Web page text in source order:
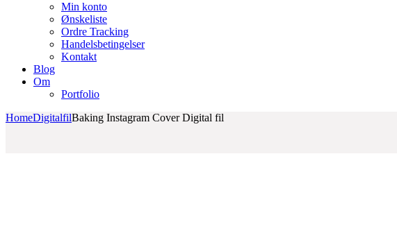
Min konto
Ønskeliste
Ordre Tracking
Handelsbetingelser
Kontakt
Blog
Om
Portfolio
HomeDigitalfilBaking Instagram Cover Digital fil